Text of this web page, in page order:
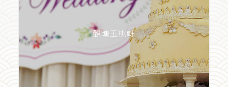
觀塘玉桃軒